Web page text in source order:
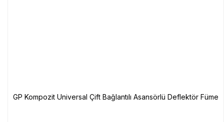
GP Kompozit Universal Çift Bağlantılı Asansörlü Deflektör Füme